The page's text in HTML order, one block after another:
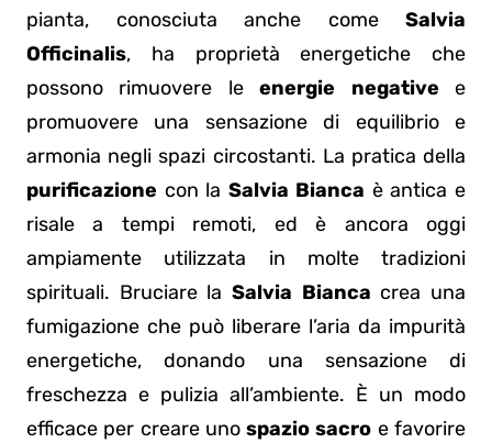
pianta, conosciuta anche come Salvia
Officinalis, ha proprietà energetiche che
possono rimuovere leenergie negative e
promuovere una sensazione di equilibrio e
armonia negli spazi circostanti. La pratica della
purificazione con la Salvia Bianca è antica e
risale a tempi remoti, ed è ancora oggi
ampiamente utilizzata in molte tradizioni
spirituali. Bruciare la Salvia Bianca crea una
fumigazione che può liberare l’aria da impurità
energetiche, donando una sensazione di
freschezza e pulizia all’ambiente. È un modo
efficace per creare unospazio sacro e favorire